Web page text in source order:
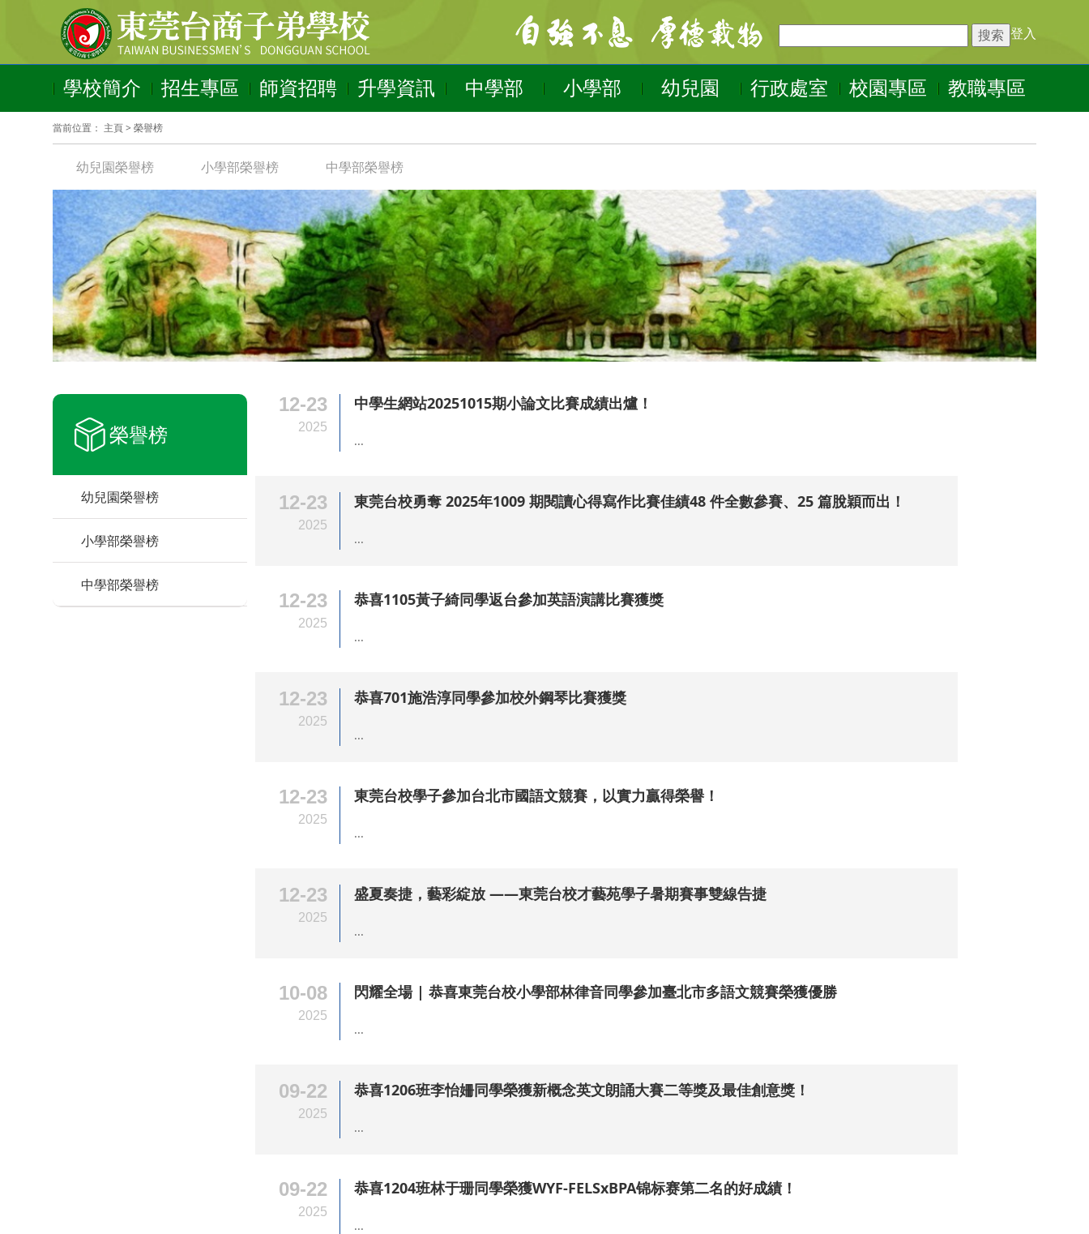
登入
學校簡介 招生專區 師資招聘 升學資訊 中學部 小學部 幼兒園 行政處室 校園專區 教職專區
當前位置： 主頁> 榮譽榜
幼兒園榮譽榜 小學部榮譽榜 中學部榮譽榜
榮譽榜
幼兒園榮譽榜
小學部榮譽榜
中學部榮譽榜
12-23
2025
中學生網站20251015期小論文比賽成績出爐！
...
12-23
2025
東莞台校勇奪 2025年1009 期閱讀心得寫作比賽佳績48 件全數參賽、25 篇脫穎而出！
...
12-23
2025
恭喜1105黃子綺同學返台參加英語演講比賽獲獎
...
12-23
2025
恭喜701施浩淳同學參加校外鋼琴比賽獲獎
...
12-23
2025
東莞台校學子參加台北市國語文競賽，以實力贏得榮譽！
...
12-23
2025
盛夏奏捷，藝彩綻放 ——東莞台校才藝苑學子暑期賽事雙線告捷
...
10-08
2025
閃耀全場 | 恭喜東莞台校小學部林律音同學參加臺北市多語文競賽榮獲優勝
...
09-22
2025
恭喜1206班李怡姍同學榮獲新概念英文朗誦大賽二等獎及最佳創意獎！
...
09-22
2025
恭喜1204班林于珊同學榮獲WYF-FELSxBPA锦标赛第二名的好成績！
...